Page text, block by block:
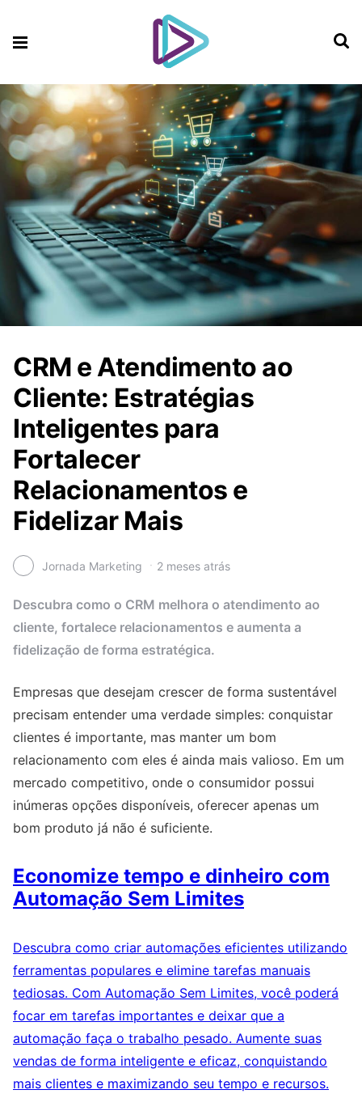
CRM e Atendimento ao
Cliente: Estratégias
Inteligentes para
Fortalecer
Relacionamentos e
Fidelizar Mais
Jornada Marketing 2 meses atrás
Descubra como o CRM melhora o atendimento ao
cliente, fortalece relacionamentos e aumenta a
fidelização de forma estratégica.
Empresas que desejam crescer de forma sustentável
precisam entender uma verdade simples: conquistar
clientes é importante, mas manter um bom
relacionamento com eles é ainda mais valioso. Em um
mercado competitivo, onde o consumidor possui
inúmeras opções disponíveis, oferecer apenas um
bom produto já não é suficiente.
Economize tempo e dinheiro com
Automação Sem Limites
Descubra como criar automações eficientes utilizando
ferramentas populares e elimine tarefas manuais
tediosas. Com Automação Sem Limites, você poderá
focar em tarefas importantes e deixar que a
automação faça o trabalho pesado. Aumente suas
vendas de forma inteligente e eficaz, conquistando
mais clientes e maximizando seu tempo e recursos.